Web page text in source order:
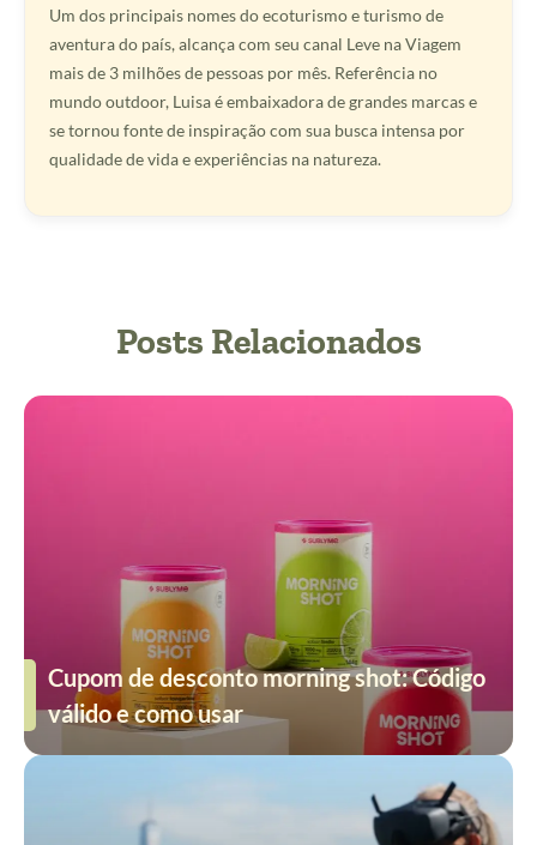
Um dos principais nomes do ecoturismo e turismo de
aventura do país, alcança com seu canal Leve na Viagem
mais de 3 milhões de pessoas por mês. Referência no
mundo outdoor, Luisa é embaixadora de grandes marcas e
se tornou fonte de inspiração com sua busca intensa por
qualidade de vida e experiências na natureza.
Posts Relacionados
Cupom de desconto morning shot: Código
válido e como usar